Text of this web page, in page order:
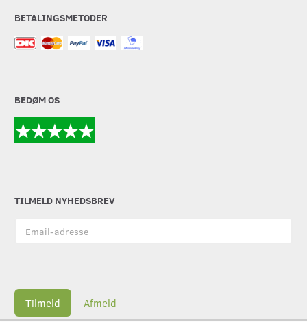
BETALINGSMETODER
BEDØM OS
TILMELD NYHEDSBREV
adresse
Tilmeld Afmeld